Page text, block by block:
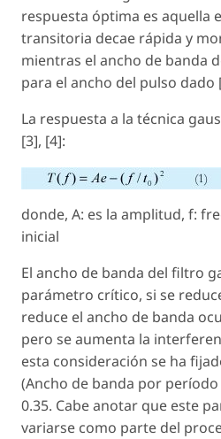
respuesta óptima es aquella
transitoria decae rápida y
mientras el ancho de banda
para el ancho del pulso dado
La respuesta a la técnica
[3], [4]:
donde, A: es la amplitud, f:
inicial
El ancho de banda del filtro
parámetro crítico, si se
reduce el ancho de banda
pero se aumenta la
esta consideración se ha
(Ancho de banda por
0.35. Cabe anotar que este
variarse como parte del